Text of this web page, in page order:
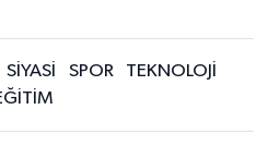
SİYASİ SPOR
TEKNOLOJİ